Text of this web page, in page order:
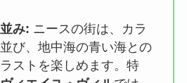
み: ニースの街は、カラ
び、地中海の青い海との
ストを楽しめます。特